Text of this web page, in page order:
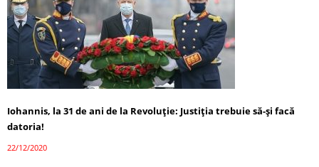
Iohannis, la 31 de ani de la Revoluție: Justiția trebuie să-și facă
datoria!
22/12/2020